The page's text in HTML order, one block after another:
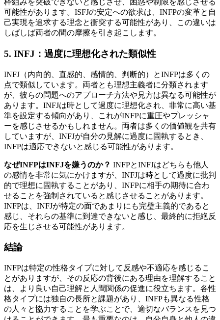
枠組みを突破できないと感じさせ、困惑や制限を感じさせる
可能性があります。ISFJの安定への欲求は、INFPの変革と自
己実現を追求する理念と衝突する可能性があり、この違いは
しばしば両者の間の摩擦を引き起こします。
5. INFJ：過度に理想化された類似性
INFJ（内向的、直感的、感情的、判断的）とINFPは多くの
点で類似しています。両者とも理想主義者に分類されます
が、彼らの問題へのアプローチ方法や見方は異なる可能性が
あります。INFJは時として過度に理想化され、非常に高い基
準を設定する傾向があり、これがINFPに重圧やプレッシャ
ーを感じさせるかもしれません。両者は多くの価値観を共有
していますが、INFJが自分の見解に過度に固執するとき、
INFPは適応できないと感じる可能性があります。
なぜINFPはINFJを嫌うのか？ INFPとINFJはどちらも他人
の感情を非常に気にかけますが、INFJは時として過度に批判
的で理想に固執することがあり、INFPに相手の期待に合わ
せることを強制されていると感じさせることがあります。
INFPは、INFJが特定の面であまりにも完璧主義的であると
感じ、それらの基準に到達できないと感じ、最終的に拒絶反
応を生じさせる可能性があります。
結論
INFPは特定の性格タイプに対して反感や不適応を感じるこ
とがありますが、その反応の背後にある理由を理解すること
は、より良い自己理解と人間関係の促進に役立ちます。各性
格タイプには独自の長所と課題があり、INFPも異なる性格
の人々と協力することを学ぶことで、適切なバランスを見つ